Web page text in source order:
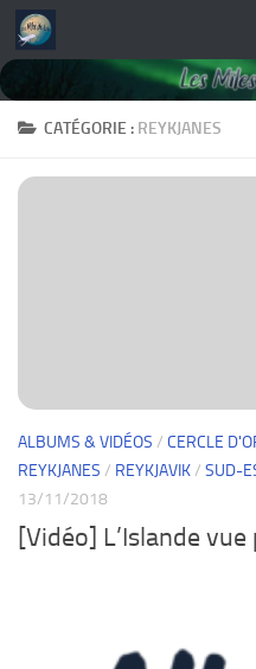
Skip to content
CATÉGORIE : REYKJANES
ALBUMS & VIDÉOS / CERCLE
REYKJANES / REYKJAVIK/ SUD-
13/11/2018
[Vidéo] L’Islande